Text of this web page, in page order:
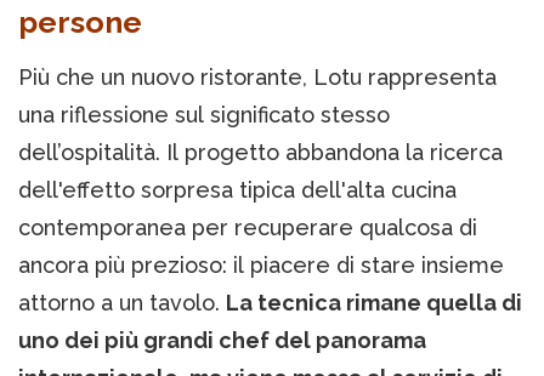
persone
Più che un nuovo ristorante, Lotu rappresenta
una riflessione sul significato stesso
dell’ospitalità. Il progetto abbandona la ricerca
dell'effetto sorpresa tipica dell'alta cucina
contemporanea per recuperare qualcosa di
ancora più prezioso: il piacere di stare insieme
attorno a un tavolo. La tecnica rimane quella di
uno dei più grandi chef del panorama